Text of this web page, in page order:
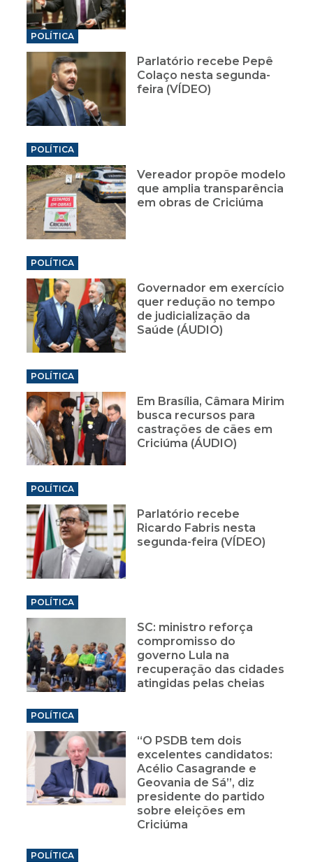
POLÍTICA
Parlatório recebe Pepê
Colaço nesta segunda-
feira (VÍDEO)
POLÍTICA
Vereador propõe modelo
que amplia transparência
em obras de Criciúma
POLÍTICA
Governador em exercício
quer redução no tempo
de judicialização da
Saúde (ÁUDIO)
POLÍTICA
Em Brasília, Câmara Mirim
busca recursos para
castrações de cães em
Criciúma (ÁUDIO)
POLÍTICA
Parlatório recebe
Ricardo Fabris nesta
segunda-feira (VÍDEO)
POLÍTICA
SC: ministro reforça
compromisso do
governo Lula na
recuperação das cidades
atingidas pelas cheias
POLÍTICA
“O PSDB tem dois
excelentes candidatos:
Acélio Casagrande e
Geovania de Sá”, diz
presidente do partido
sobre eleições em
Criciúma
POLÍTICA